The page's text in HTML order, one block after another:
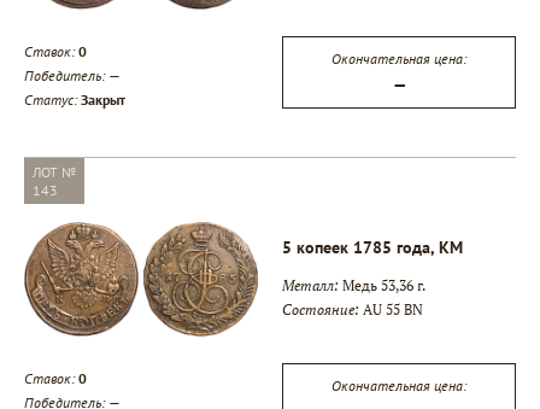
Ставок:0
Победитель: —
Статус:Закрыт
Окончательная цена:
—
ЛОТ №
143
5 копеек 1785 года, КМ
Металл: Медь 53,36 г.
Состояние: AU 55 BN
Ставок:0
Победитель: —
Окончательная цена: